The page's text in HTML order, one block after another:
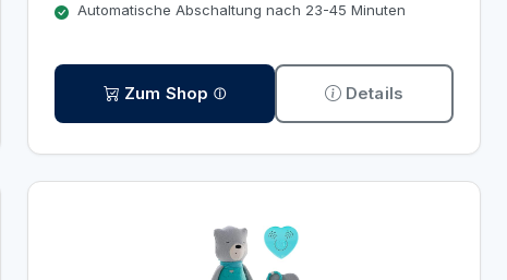
Automatische Abschaltung nach 23-45 Minuten
Zum Shop Details